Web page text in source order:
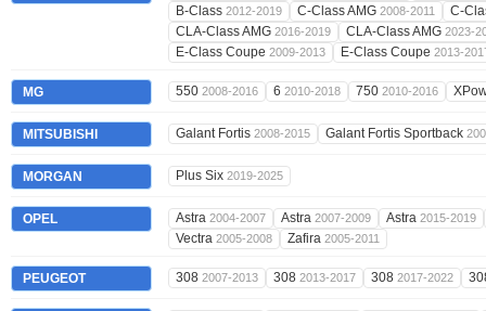
B-Class 2012-2019 C-Class AMG 2008-2011
C-
CLA-Class AMG 2016-2019 CLA-Class AMG 2023-
E-Class Coupe 2009-2013 E-Class Coupe 2013-
MG 550 2008-2016 6 2010-2018 750 2010-2016
MITSUBISHI Galant Fortis 2008-2015 Galant Fortis Sportback
MORGAN Plus Six 2019-2025
OPEL Astra 2004-2007 Astra 2007-2009 Astra 2015-2019
Vectra 2005-2008 Zafira 2005-2011
PEUGEOT 308 2007-2013 308 2013-2017 308 2017-2022